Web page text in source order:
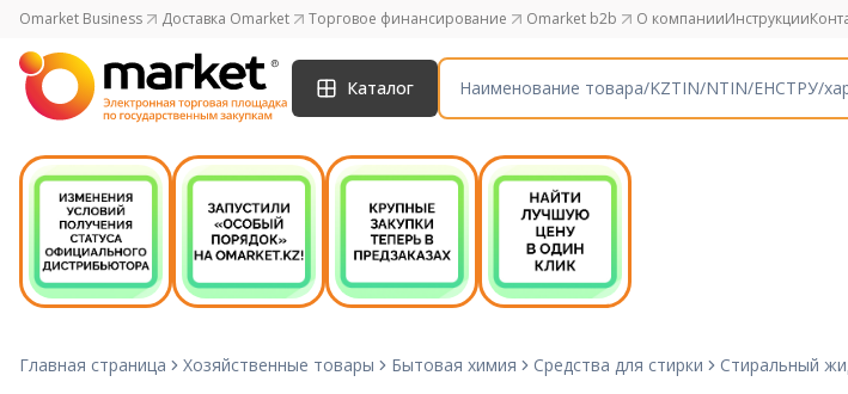
Omarket Business Доставка Omarket Торговое финансирование Omarket b2b О компанииИнструкции
Каталог
Главная страница Хозяйственные товары Бытовая химия Средства для стирки Стиральный